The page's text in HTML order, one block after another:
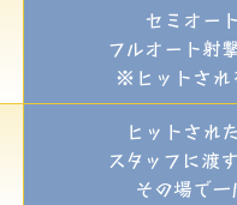
セミオー
フルオート射
※ヒットされ
ヒットされ
スタッフに渡
その場で